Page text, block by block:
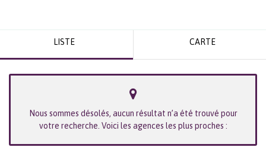
LISTE CARTE
Nous sommes désolés, aucun résultat n’a été trouvé pour
votre recherche. Voici les agences les plus proches :